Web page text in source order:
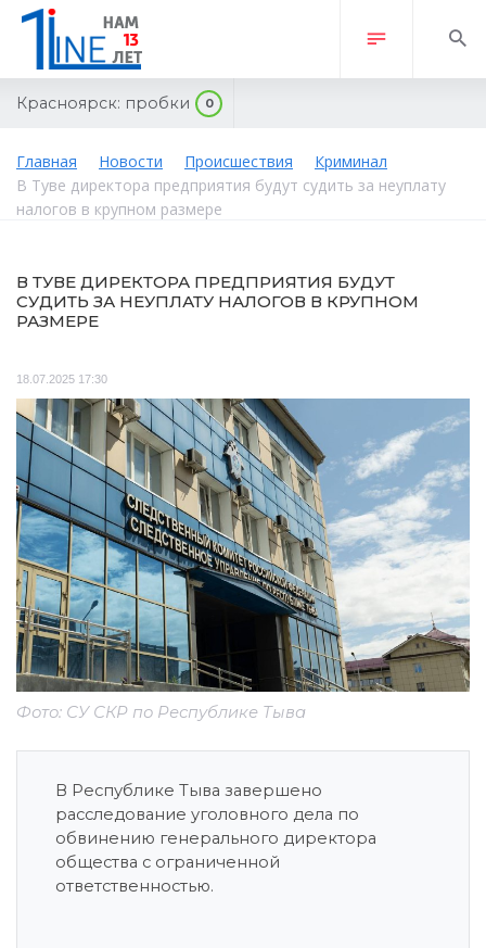
Красноярск: пробки 0
Главная Новости Происшествия
Криминал
В Туве директора предприятия будут судить за неуплату
налогов в крупном размере
В ТУВЕ ДИРЕКТОРА ПРЕДПРИЯТИЯ БУДУТ
СУДИТЬ ЗА НЕУПЛАТУ НАЛОГОВ В КРУПНОМ
РАЗМЕРЕ
18.07.2025 17:30
Фото: СУ СКР по Республике Тыва
В Республике Тыва завершено
расследование уголовного дела по
обвинению генерального директора
общества с ограниченной
ответственностью.